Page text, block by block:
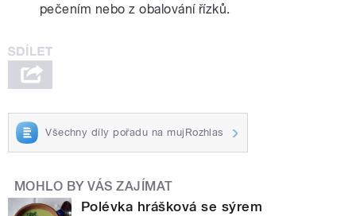
pečením nebo z obalování řízků.
Všechny díly pořadu na mujRozhlas
MOHLO BY VÁS ZAJÍMAT
Polévka hrášková se sýrem